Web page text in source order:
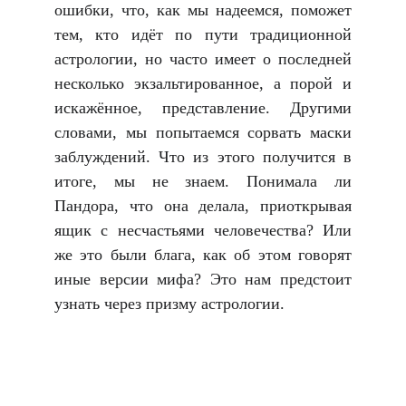
ошибки, что, как мы надеемся, поможет
тем, кто идёт по пути традиционной
астрологии, но часто имеет о последней
несколько экзальтированное, а порой и
искажённое, представление. Другими
словами, мы попытаемся сорвать маски
заблуждений. Что из этого получится в
итоге, мы не знаем. Понимала ли
Пандора, что она делала, приоткрывая
ящик с несчастьями человечества? Или
же это были блага, как об этом говорят
иные версии мифа? Это нам предстоит
узнать через призму астрологии.